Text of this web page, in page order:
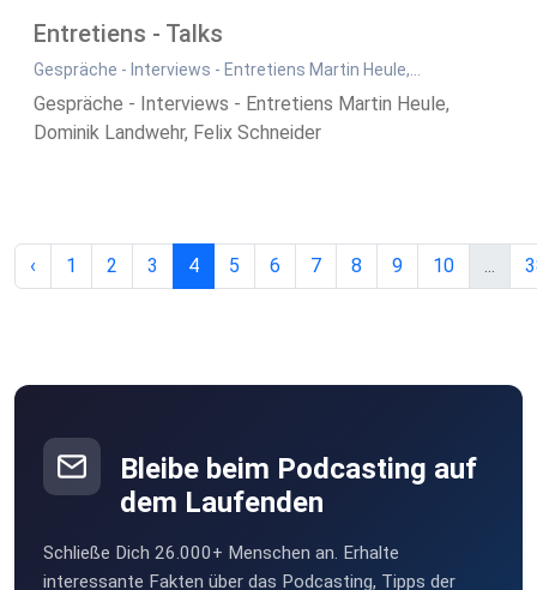
Entretiens - Talks
Gespräche - Interviews - Entretiens Martin Heule,…
Gespräche - Interviews - Entretiens Martin Heule,
Dominik Landwehr, Felix Schneider
‹ 1 2 3 4 5 6 7 8 9 10 ...
Bleibe beim Podcasting auf
dem Laufenden
Schließe Dich 26.000+ Menschen an. Erhalte
interessante Fakten über das Podcasting, Tipps der